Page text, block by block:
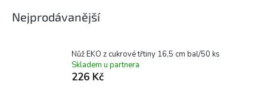
Nejprodávanější
Nůž EKO z cukrové třtiny 16,5 cm bal/50 ks
Skladem u partnera
226 Kč